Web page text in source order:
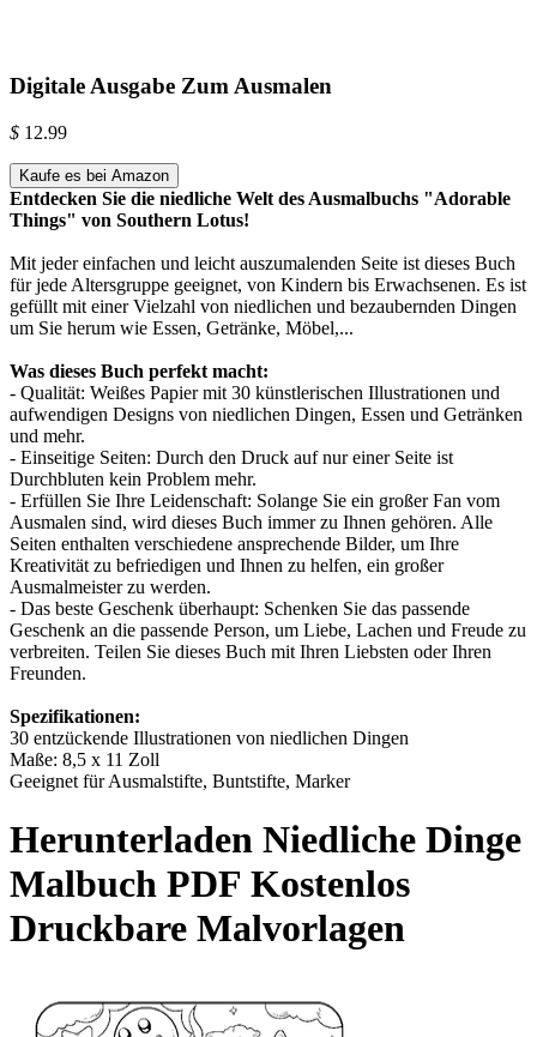
Digitale Ausgabe Zum Ausmalen
$ 12.99
Kaufe es bei Amazon
Entdecken Sie die niedliche Welt des Ausmalbuchs "Adorable
Things" von Southern Lotus!
Mit jeder einfachen und leicht auszumalenden Seite ist dieses Buch
für jede Altersgruppe geeignet, von Kindern bis Erwachsenen. Es ist
gefüllt mit einer Vielzahl von niedlichen und bezaubernden Dingen
um Sie herum wie Essen, Getränke, Möbel,...
Was dieses Buch perfekt macht:
- Qualität: Weißes Papier mit 30 künstlerischen Illustrationen und
aufwendigen Designs von niedlichen Dingen, Essen und Getränken
und mehr.
- Einseitige Seiten: Durch den Druck auf nur einer Seite ist
Durchbluten kein Problem mehr.
- Erfüllen Sie Ihre Leidenschaft: Solange Sie ein großer Fan vom
Ausmalen sind, wird dieses Buch immer zu Ihnen gehören. Alle
Seiten enthalten verschiedene ansprechende Bilder, um Ihre
Kreativität zu befriedigen und Ihnen zu helfen, ein großer
Ausmalmeister zu werden.
- Das beste Geschenk überhaupt: Schenken Sie das passende
Geschenk an die passende Person, um Liebe, Lachen und Freude zu
verbreiten. Teilen Sie dieses Buch mit Ihren Liebsten oder Ihren
Freunden.
Spezifikationen:
30 entzückende Illustrationen von niedlichen Dingen
Maße: 8,5 x 11 Zoll
Geeignet für Ausmalstifte, Buntstifte, Marker
Herunterladen Niedliche Dinge
Malbuch PDF Kostenlos
Druckbare Malvorlagen